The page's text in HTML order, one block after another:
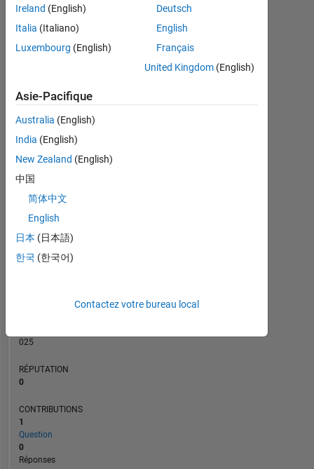
Statistiques
MATLAB Answers
CONTRIBUTIONS L
0
1
025
RÉPUTATION
0
CONTRIBUTIONS
1
Question
0
Réponses
Ireland (English)
Italia (Italiano)
Luxembourg (English)
Deutsch
English
Français
United Kingdom(English)
Asie-Pacifique
Australia (English)
India (English)
New Zealand (English)
中国
简体中文
English
日本 (日本語)
한국 (한국어)
Contactez votre bureau local